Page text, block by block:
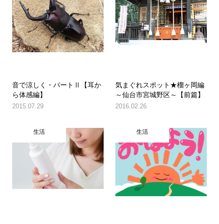
音で涼しく・パートⅡ【耳か
ら体感編】
2015.07.29
気まぐれスポット★榴ヶ岡編
～仙台市宮城野区～【前篇】
2016.02.26
生活 生活